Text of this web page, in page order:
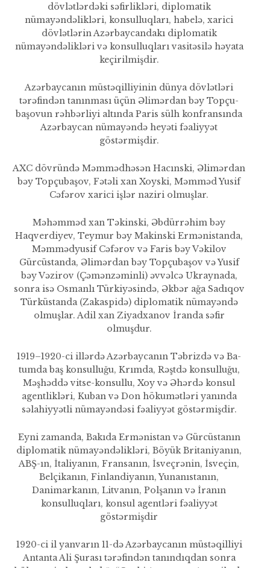
dövlətlərdəki səfirlikləri, diplo­matik
nümayəndəlikləri, konsul­luqları, habelə, xarici
dövlətlərin Azərbaycandakı diplomatik
nümayəndəlikləri və konsulluqları vasitəsilə həyata
keçirilmişdir.
Azərbaycanın müstəqilliyinin dünya dövlətləri
tərəfindən tanın­ması üçün Əlimərdan bəy Topçu­
başovun rəhbərliyi altında Paris sülh konfransında
Azərbaycan nümayəndə heyəti fəaliyyət
göstərmişdir.
AXC dövründə Məmmədhəsən Hacınski, Əlimərdan
bəy Topçuba­şov, Fətəli xan Xoyski, Məmməd Yusif
Cəfərov xarici işlər naziri olmuşlar.
Məhəmməd xan Təkinski, Əbdürrəhim bəy
Haqverdiyev, Tey­mur bəy Makinski Ermənistanda,
Məmmədyusif Cəfərov və Fa­ris bəy Vəkilov
Gürcüstanda, Əlimərdan bəy Topçubaşov və Yusif
bəy Vəzirov (Çəmənzəminli) əvvəlcə Ukraynada,
sonra isə Osmanlı Türkiyəsində, Əkbər ağa Sadıqov
Türküstanda (Zakaspidə) diplomatik nümayəndə
olmuşlar. Adil xan Ziyadxanov İranda səfir
olmuşdur.
1919–1920-ci illərdə Azərbaycanın Təbrizdə və Ba­
tumda baş konsulluğu, Krımda, Rəştdə konsulluğu,
Məşhəddə vitse-konsullu, Xoy və Əhərdə konsul
agentlikləri, Kuban və Don hökumətləri yanında
səlahiyyətli nümayəndəsi fəaliyyət göstərmişdir.
Eyni zamanda, Bakıda Ermənistan və Gürcüstanın
dip­lomatik nümayəndəlikləri, Böyük Britaniyanın,
ABŞ-ın, İtaliyanın, Fransanın, İsveçrənin, İsveçin,
Belçikanın, Finlandiyanın, Yuna­nıstanın,
Danimarkanın, Litvanın, Polşanın və İranın
konsulluq­ları, konsul agentləri fəaliyyət
göstərmişdir
1920-ci il yanvarın 11-də Azərbaycanın müstəqilliyi
Antanta Ali Şurası tərəfindən tanındıq­dan sonra